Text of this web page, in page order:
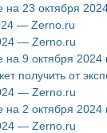
23 октября 2024
— Zerno.ru
— Zerno.ru
9 октября 2024
получить от
— Zerno.ru
2 октября 2024
— Zerno.ru